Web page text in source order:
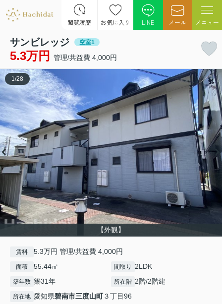
閲覧履歴 お気に入り LINE メール メニュー
サンビレッジ 空室1
5.3万円 管理/共益費 4,000円
【外観】
1 /28
賃料 5.3万円 管理/共益費 4,000円
面積 55.44㎡ 間取り 2LDK
築年数 築31年 所在階 2階/2階建
所在地 愛知県碧南市三度山町３丁目96